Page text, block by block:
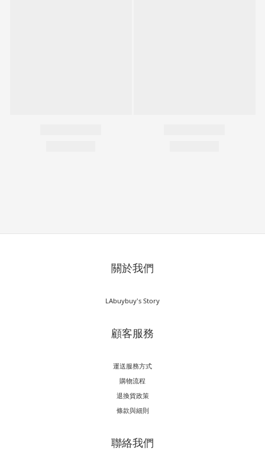
關於我們
LAbuybuy's Story
顧客服務
運送服務方式
購物流程
退換貨政策
條款與細則
聯絡我們